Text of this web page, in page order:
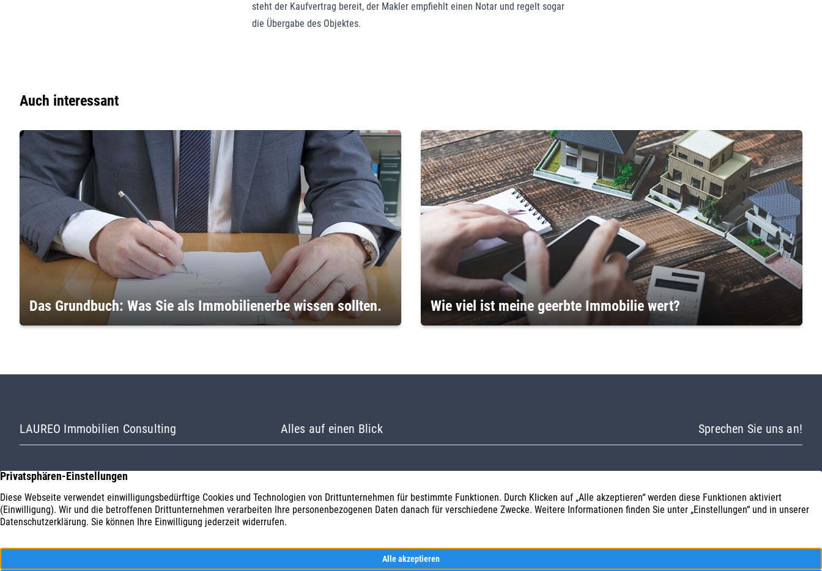
steht der Kaufvertrag bereit, der Makler empfiehlt einen Notar und regelt sogar
die Übergabe des Objektes.
Auch interessant
Das Grundbuch: Was Sie als Immobilienerbe wissen sollten. Wie viel ist meine geerbte Immobilie wert?
LAUREO Immobilien Consulting Alles auf einen Blick Sprechen Sie uns an!
rund um den Ankauf von
entwicklungsfähigen Wohnungen, Häusern,
Immobilienankauf
Wir über uns
Impressum
Cookie-Einstellungen
post@laureo.de